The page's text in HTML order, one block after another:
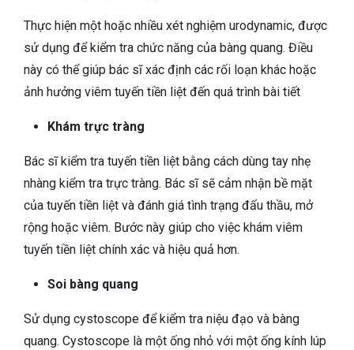
Thực hiện một hoặc nhiều xét nghiệm urodynamic, được
sử dụng để kiểm tra chức năng của bàng quang. Điều
này có thể giúp bác sĩ xác định các rối loạn khác hoặc
ảnh hưởng viêm tuyến tiền liệt đến quá trình bài tiết
Khám trực tràng
Bác sĩ kiểm tra tuyến tiền liệt bằng cách dùng tay nhẹ
nhàng kiểm tra trực tràng. Bác sĩ sẽ cảm nhận bề mặt
của tuyến tiền liệt và đánh giá tình trạng đấu thầu, mở
rộng hoặc viêm. Bước này giúp cho việc khám viêm
tuyến tiền liệt chính xác và hiệu quả hơn.
Soi bàng quang
Sử dụng cystoscope để kiểm tra niệu đạo và bàng
quang. Cystoscope là một ống nhỏ với một ống kính lúp